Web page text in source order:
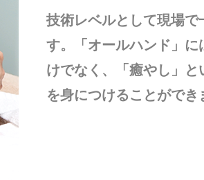
技術レベルとして現場で
す。「オールハンド」
けでなく、「癒やし」
を身につけることができ